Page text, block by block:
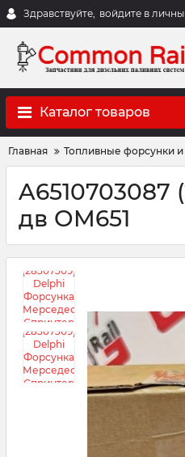
Здравствуйте, войдите в
Каталог товаров
Главная Топливные форсунки
A6510703087
дв OM651